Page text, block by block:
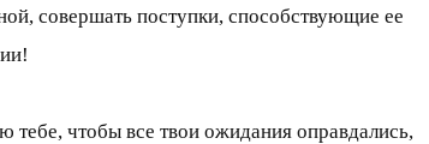
совершать поступки, способствующие ее
тебе, чтобы все твои ожидания оправдались,